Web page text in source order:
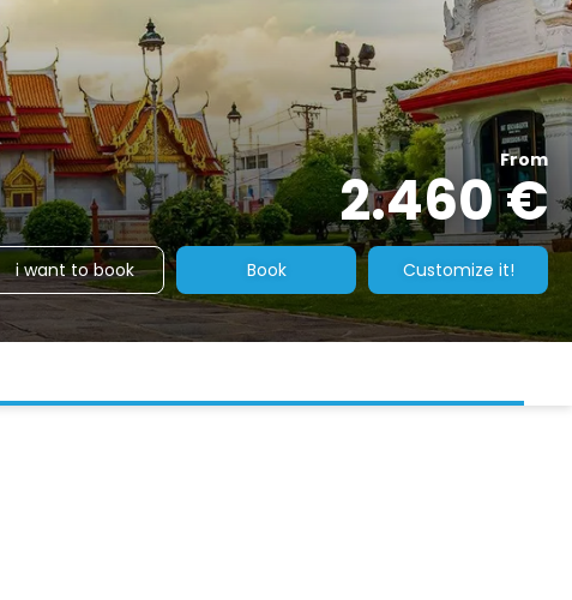
From
2.460 €
i want to book Book Customize it!